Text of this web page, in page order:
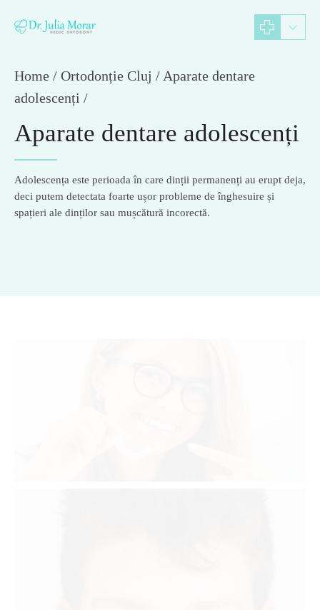
Home
Ortodonție Cluj / Aparate dentare
adolescenți /
Aparate dentare adolescenți
Adolescența este perioada în care dinții permanenți au erupt deja,
deci putem detectata foarte ușor probleme de înghesuire și
spațieri ale dinților sau mușcătură incorectă.